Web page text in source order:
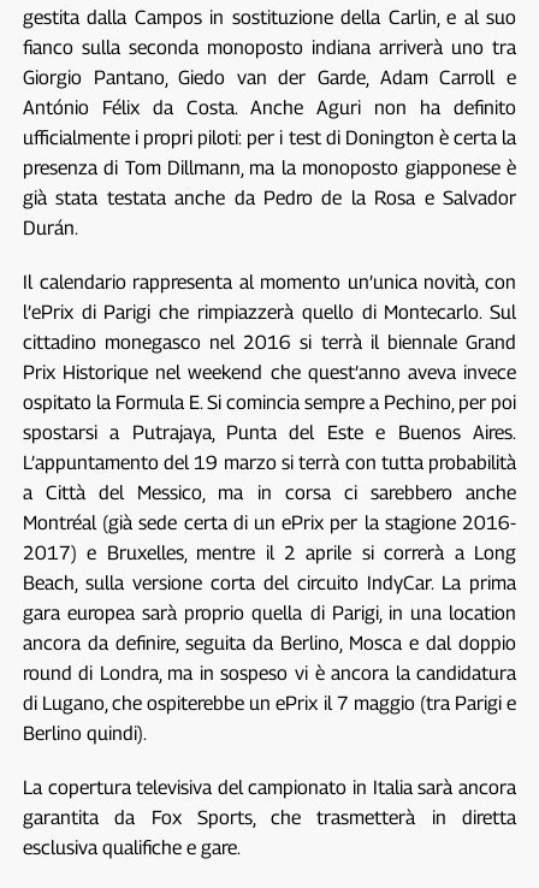
gestita dalla Campos in sostituzione della Carlin, e al suo
fianco sulla seconda monoposto indiana arriverà uno tra
Giorgio Pantano, Giedo van der Garde, Adam Carroll e
António Félix da Costa. Anche Aguri non ha definito
ufficialmente i propri piloti: per i test di Donington è certa la
presenza di Tom Dillmann, ma la monoposto giapponese è
già stata testata anche da Pedro de la Rosa e Salvador
Durán.
Il calendario rappresenta al momento un’unica novità, con
l’ePrix di Parigi che rimpiazzerà quello di Montecarlo. Sul
cittadino monegasco nel 2016 si terrà il biennale Grand
Prix Historique nel weekend che quest’anno aveva invece
ospitato la Formula E. Si comincia sempre a Pechino, per poi
spostarsi a Putrajaya, Punta del Este e Buenos Aires.
L’appuntamento del 19 marzo si terrà con tutta probabilità
a Città del Messico, ma in corsa ci sarebbero anche
Montréal (già sede certa di un ePrix per la stagione 2016-
2017) e Bruxelles, mentre il 2 aprile si correrà a Long
Beach, sulla versione corta del circuito IndyCar. La prima
gara europea sarà proprio quella di Parigi, in una location
ancora da definire, seguita da Berlino, Mosca e dal doppio
round di Londra, ma in sospeso vi è ancora la candidatura
di Lugano, che ospiterebbe un ePrix il 7 maggio (tra Parigi e
Berlino quindi).
La copertura televisiva del campionato in Italia sarà ancora
garantita da Fox Sports, che trasmetterà in diretta
esclusiva qualifiche e gare.